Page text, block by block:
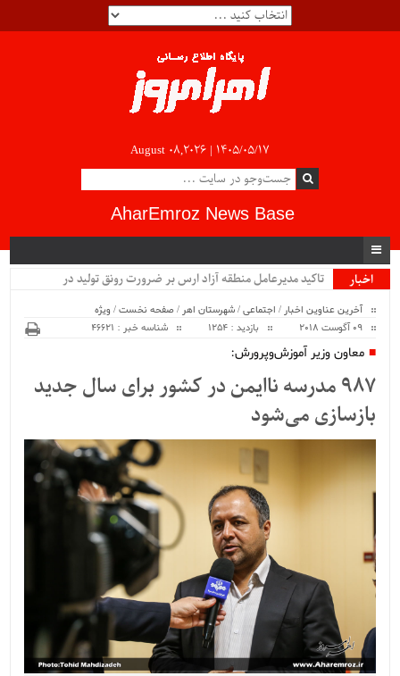
August 08,2026 | ۱۴۰۵/۰۵/۱۷
AharEmroz News Base
اخبار
تاکید مدیرعامل منطقه آزاد ارس بر ضرورت رونق تولید در
آخرین عناوین اخبار / اجتماعی/شهرستان اهر /صفحه نخست/ ویژه
09 آگوست 2018
بازدید : 1254 شناسه خبر : 46621
معاون وزیر آموزش‌وپرورش:
۹۸۷ مدرسه ناایمن در کشور برای سال جدید
بازسازی می‌شود